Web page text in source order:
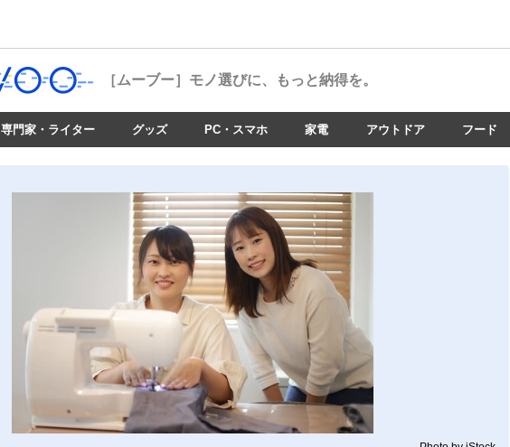
［ムーブー］ モノ選びに、もっと納得を。
専門家・ライター グッズ PC・スマホ 家電 アウトドア フード